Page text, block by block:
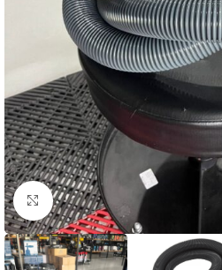
Clique para ampliar